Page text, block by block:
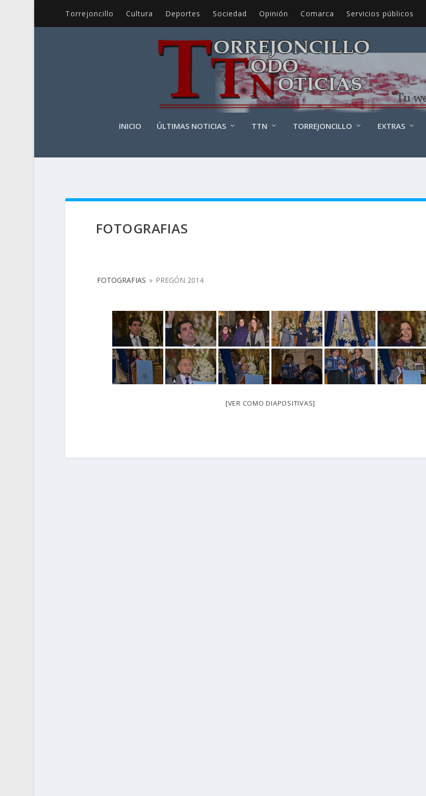
Torrejoncillo Cultura Deportes Sociedad Opinión Comarca Servicios públicos
INICIO ÚLTIMAS NOTICIAS TTN TORREJONCILLO EXTRAS
FOTOGRAFIAS
FOTOGRAFIAS » PREGÓN 2014
[VER COMO DIAPOSITIVAS]